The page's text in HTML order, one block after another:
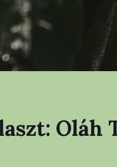
Oláh